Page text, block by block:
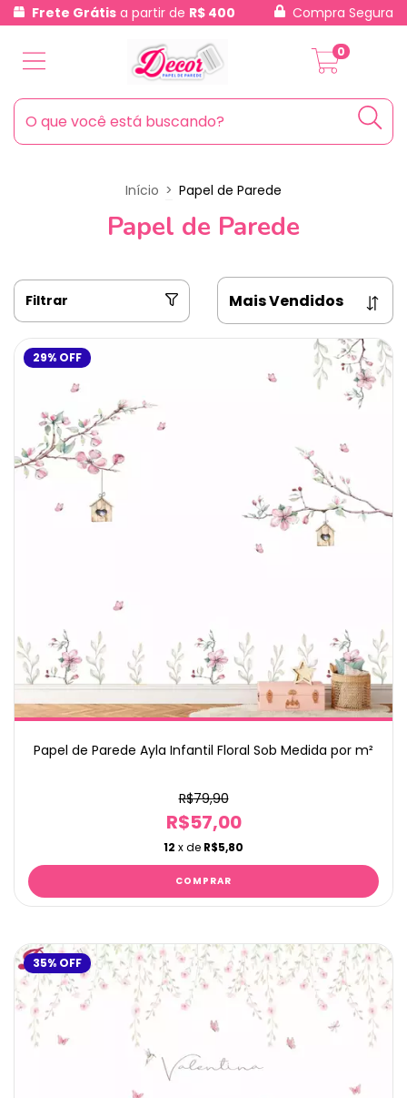
Frete Grátis a partir de R$ 400 Compra Segura
0
Início > Papel de Parede
Papel de Parede
Filtrar
29% OFF
Papel de Parede Ayla Infantil Floral Sob Medida por m²
R$79,90
R$57,00
12 x de R$5,80
35% OFF